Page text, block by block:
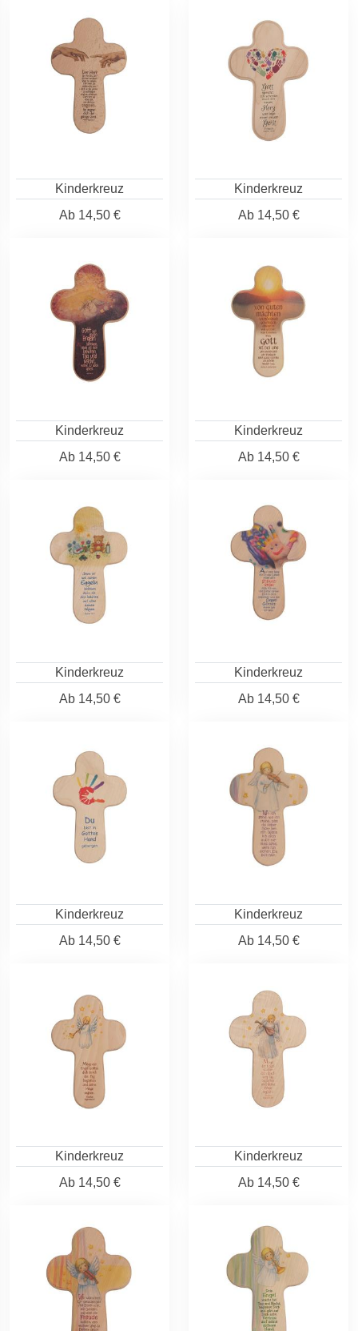
Kinderkreuz
Ab14,50 €
Kinderkreuz
Ab14,50 €
Kinderkreuz
Ab14,50 €
Kinderkreuz
Ab14,50 €
Kinderkreuz
Ab14,50 €
Kinderkreuz
Ab14,50 €
Kinderkreuz
Ab14,50 €
Kinderkreuz
Ab14,50 €
Kinderkreuz
Ab14,50 €
Kinderkreuz
Ab14,50 €